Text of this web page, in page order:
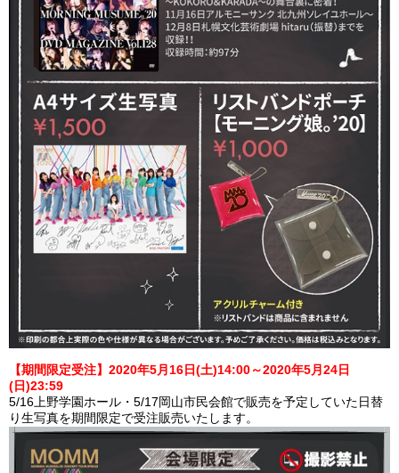
【期間限定受注】2020年5月16日(土)14:00～2020年5月24日
(日)23:59
5/16上野学園ホール・5/17岡山市民会館で販売を予定していた日替
り生写真を期間限定で受注販売いたします。